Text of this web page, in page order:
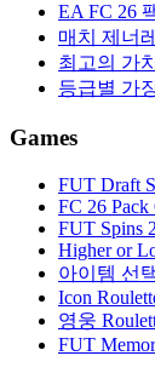
EA FC 26
매치 제너
최고의 가
등급별 가
Games
FUT Draft
FC 26 Pack
FUT Spins
Higher or
아이템 선
Icon
영웅
FUT